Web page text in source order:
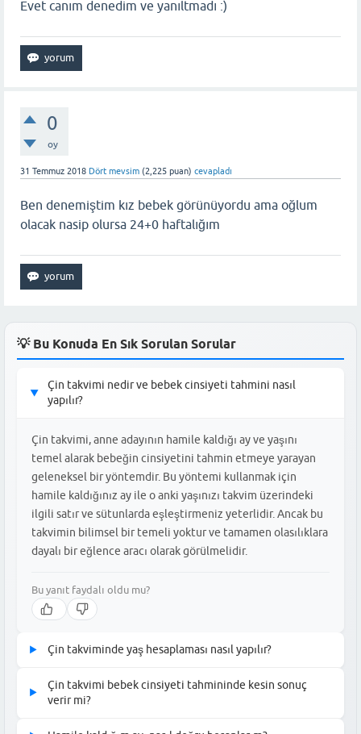
Evet canım denedim ve yanıltmadı :)
0
oy
31 Temmuz 2018 Dört mevsim (2,225 puan) cevapladı
Ben denemiştim kız bebek görünüyordu ama oğlum
olacak nasip olursa 24+0 haftalığım
💡 Bu Konuda En Sık Sorulan Sorular
▶
Çin takvimi nedir ve bebek cinsiyeti tahmini nasıl
yapılır?
Çin takvimi, anne adayının hamile kaldığı ay ve yaşını
temel alarak bebeğin cinsiyetini tahmin etmeye yarayan
geleneksel bir yöntemdir. Bu yöntemi kullanmak için
hamile kaldığınız ay ile o anki yaşınızı takvim üzerindeki
ilgili satır ve sütunlarda eşleştirmeniz yeterlidir. Ancak bu
takvimin bilimsel bir temeli yoktur ve tamamen olasılıklara
dayalı bir eğlence aracı olarak görülmelidir.
Bu yanıt faydalı oldu mu?
▶ Çin takviminde yaş hesaplaması nasıl yapılır?
Çin takvimine göre yaş hesaplaması, kişinin gerçek yaşının
üzerine 1 eklenerek yapılır. Eğer doğum tarihiniz yılın sonlarına
▶
Çin takvimi bebek cinsiyeti tahmininde kesin sonuç
verir mi?
Çin takvimi bilimsel bir tıbbi yöntem olmadığı için %100 kesin